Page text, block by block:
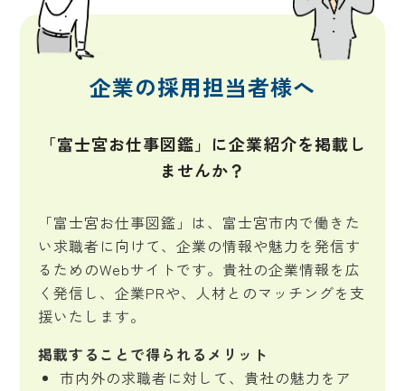
企業の採用担当者様へ
「富士宮お仕事図鑑」に企業紹介を掲載し
ませんか？
「富士宮お仕事図鑑」は、富士宮市内で働きた
い求職者に向けて、企業の情報や魅力を発信す
るためのWebサイトです。貴社の企業情報を広
く発信し、企業PRや、人材とのマッチングを支
援いたします。
掲載することで得られるメリット
市内外の求職者に対して、貴社の魅力をア